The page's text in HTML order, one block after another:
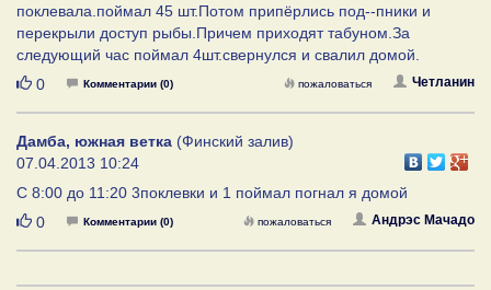
поклевала.поймал 45 шт.Потом припёрлись под--пники и
перекрыли доступ рыбы.Причем приходят табуном.За
следующий час поймал 4шт.свернулся и свалил домой.
Нравится
0 Комментарии (0) Четланин
пожаловаться
Дамба, южная ветка (Финский залив)
07.04.2013 10:24
С 8:00 до 11:20 3поклевки и 1 поймал погнал я домой
Нравится
0 Комментарии (0) Андрэс Мачадо
пожаловаться